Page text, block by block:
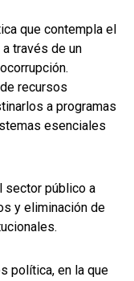
que contempla el
través de un
recursos
a programas
esenciales
sector público a
y eliminación de
política, en la que